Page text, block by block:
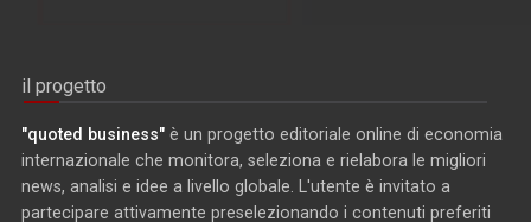
il progetto
"quoted business" è un progetto editoriale online di economia
internazionale che monitora, seleziona e rielabora le migliori
news, analisi e idee a livello globale. L'utente è invitato a
partecipare attivamente preselezionando i contenuti preferiti